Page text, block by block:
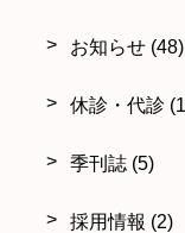
お知らせ (48)
休診・代診
季刊誌 (5)
採用情報 (2)